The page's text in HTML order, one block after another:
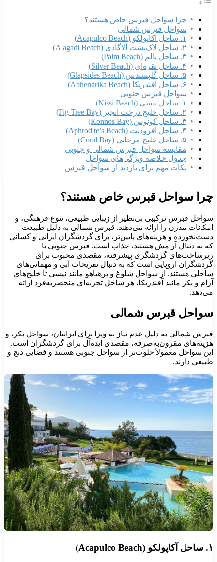
چرا سواحل قبرس خاص هستند؟
سواحل قبرس شمالی
۱. ساحل آکاپولکو (Acapulco Beach)
۲. ساحل لاک‌پشت آلاگادی (Alagadi Beach)
۳. ساحل پالم (Palm Beach)
۴. ساحل نقره‌ای (Silver Beach)
۵. ساحل گلپسیدس (Glapsides Beach)
۶. ساحل آفندریکا (Aphendrika Beach)
سواحل قبرس جنوبی
۱. ساحل نیسی (Nissi Beach)
۲. ساحل خلیج درخت انجیر (Fig Tree Bay)
۳. ساحل کونوس (Konnos Bay)
۴. ساحل آفرودیت (Aphrodite’s Beach)
۵. ساحل خلیج مرجانی (Coral Bay)
مقایسه سواحل قبرس شمالی و جنوبی
جدول خلاصه ویژگی‌های سواحل
نکات مهم برای بازدید از سواحل قبرس
سواحل قبرس خاص هستند؟
قبرس ترکیبی بی‌نظیر از زیبایی طبیعی، تنوع فرهنگی، و
مدرن را ارائه می‌دهند. قبرس شمالی به دلیل طبیعت
و هزینه‌های پایین‌تر، برای گردشگران ایرانی و کسانی
به دنبال آرامش هستند، جذاب است. قبرس جنوبی با
گردشگری پیشرفته، مقصدی محبوب برای
اروپایی است که به دنبال تفریحات آبی و مهمانی‌های
هستند. از سواحل شلوغ و پرهیاهو مانند نیسی تا خلیج‌های
و بکر مانند آفندریکا، هر ساحل تجربه‌ای منحصربه‌فرد ارائه
قبرس شمالی
شمالی به دلیل عدم نیاز به ویزا برای ایرانیان، سواحل بکر، و
مقرون‌به‌صرفه، مقصدی ایده‌آل برای گردشگران است.
سواحل معمولاً خلوت‌تر از سواحل جنوبی هستند و فضایی دنج و
دارند.